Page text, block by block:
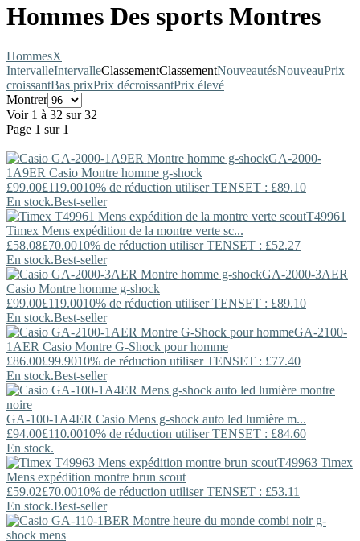
Hommes Des sports Montres
HommesX
IntervalleIntervalleClassementClassementNouveautésNouveauPrix ​​
croissantBas prixPrix décroissantPrix élevé
Montrer
Voir 1 à 32 sur 32
Page 1 sur 1
GA-2000-
1A9ER Casio Montre homme g-shock
£99.00£119.0010% de réduction utiliser TENSET : £89.10
En stock.Best-seller
T49961
Timex Mens expédition de la montre verte sc...
£58.08£70.0010% de réduction utiliser TENSET : £52.27
En stock.Best-seller
GA-2000-3AER
Casio Montre homme g-shock
£99.00£119.0010% de réduction utiliser TENSET : £89.10
En stock.Best-seller
GA-2100-
1AER Casio Montre G-Shock pour homme
£86.00£99.9010% de réduction utiliser TENSET : £77.40
En stock.Best-seller
GA-100-1A4ER Casio Mens g-shock auto led lumière m...
£94.00£110.0010% de réduction utiliser TENSET : £84.60
En stock.
T49963 Timex
Mens expédition montre brun scout
£59.02£70.0010% de réduction utiliser TENSET : £53.11
En stock.Best-seller